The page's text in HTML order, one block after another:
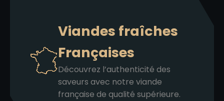
Viandes fraîches
Françaises
Découvrez l’authenticité des
saveurs avec notre viande
française de qualité supérieure.